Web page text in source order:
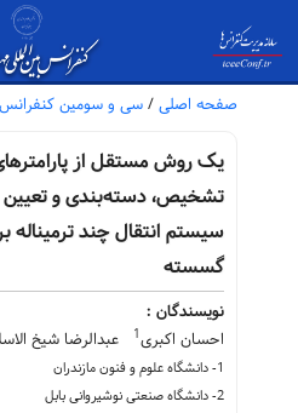
صفحه اصلی / سی و سومین کنفرانس
یک روش مستقل از
تشخیص، دسته‌بندی و
سیستم انتقال چند
گسسته
نویسندگان :
احسان اکبری1 عبدالرضا شیخ
1- دانشگاه علوم و فنون مازندران
2- دانشگاه صنعتی نوشیروانی بابل